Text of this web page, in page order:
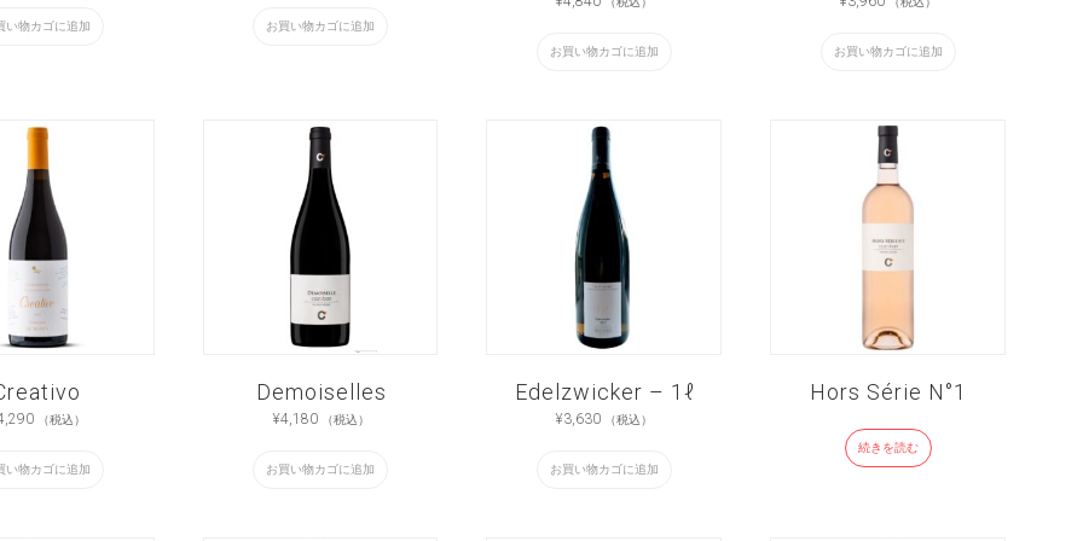
い物カゴに追加 お買い物カゴに追加
お買い物カゴに追加 お買い物カゴに追加
（税込）
い物カゴに追加
Demoiselles
¥4,180 （税込）
お買い物カゴに追加
Edelzwicker – 1ℓ
¥3,630 （税込）
お買い物カゴに追加
Hors Série N°1
続きを読む